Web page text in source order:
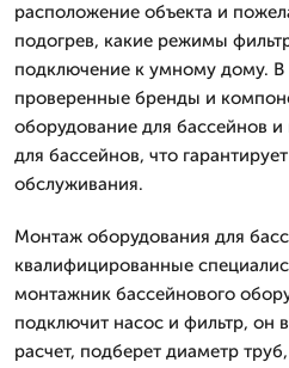
расположение объекта и
подогрев, какие режимы
подключение к умному дому. В
проверенные бренды и
оборудование для бассейнов
для бассейнов, что
обслуживания.
Монтаж оборудования для
квалифицированные
монтажник бассейнового
подключит насос и фильтр, он
расчет, подберет диаметр